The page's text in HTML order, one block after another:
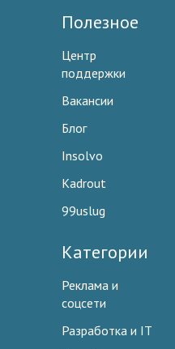
Полезное
Центр
поддержки
Вакансии
Блог
Insolvo
Kadrout
99uslug
Категории
Реклама и
соцсети
Разработка и IT